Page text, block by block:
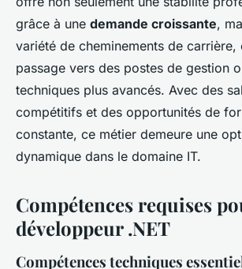
grâce à une demande croissante,
variété de cheminements de carrière,
passage vers des postes de gestion
techniques plus avancés. Avec des
compétitifs et des opportunités de
constante, ce métier demeure une
dynamique dans le domaine IT.
Compétences requises
développeur .NET
Compétences techniques